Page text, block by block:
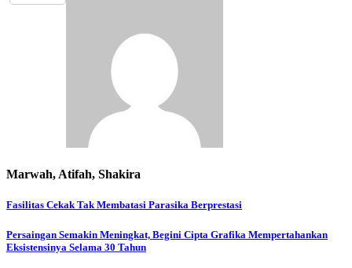
Marwah, Atifah, Shakira
Post
navigation
Fasilitas Cekak Tak Membatasi Parasika Berprestasi
Persaingan Semakin Meningkat, Begini Cipta Grafika Mempertahankan
Eksistensinya Selama 30 Tahun